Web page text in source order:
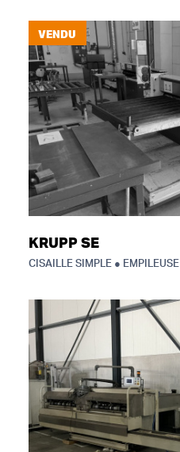
VENDU
KRUPP SE
CISAILLE SIMPLE ● EMPILEUSE